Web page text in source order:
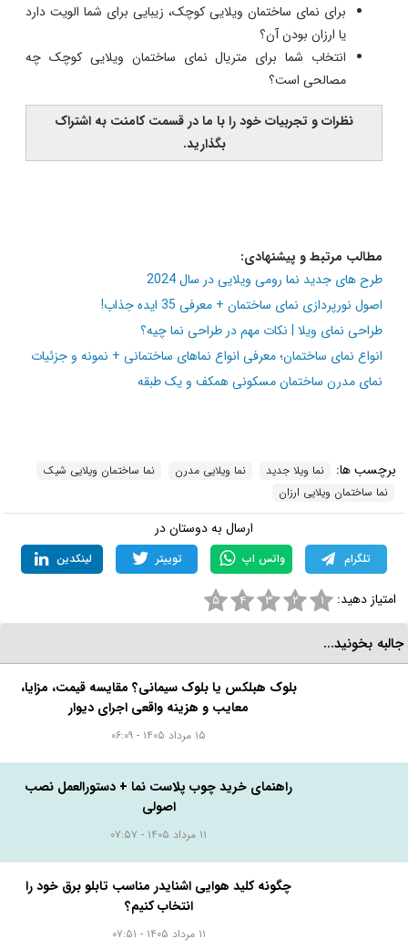
برای نمای ساختمان ویلایی کوچک، زیبایی برای شما الویت دارد
یا ارزان بودن آن؟
انتخاب شما برای متریال نمای ساختمان ویلایی کوچک چه
مصالحی است؟
نظرات و تجربیات خود را با ما در قسمت کامنت به اشتراک
بگذارید.
مطالب مرتبط و پیشنهادی:
طرح های جدید نما رومی ویلایی در سال 2024
اصول نورپردازی نمای ساختمان + معرفی 35 ایده جذاب!
طراحی نمای ویلا | نکات مهم در طراحی نما چیه؟
انواع نمای ساختمان؛ معرفی انواع نماهای ساختمانی + نمونه و جزئیات
نمای مدرن ساختمان مسکونی همکف و یک طبقه
برچسب ها: نما ویلا جدید نما ویلایی مدرن
نما ساختمان ویلایی شیک
نما ساختمان ویلایی ارزان
ارسال به دوستان در
تلگرام واتس اپ توییتر لینکدین
امتیاز دهید: ۱ ۲ ۳ ۴ ۵
بخونید...
بلوک هبلکس یا بلوک سیمانی؟ مقایسه قیمت، مزایا،
معایب و هزینه واقعی اجرای دیوار
۱۵ مرداد ۱۴۰۵ - ۰۶:۰۹
راهنمای خرید چوب پلاست نما + دستورالعمل نصب
اصولی
چگونه کلید هوایی اشنایدر مناسب تابلو برق خود را
انتخاب کنیم؟